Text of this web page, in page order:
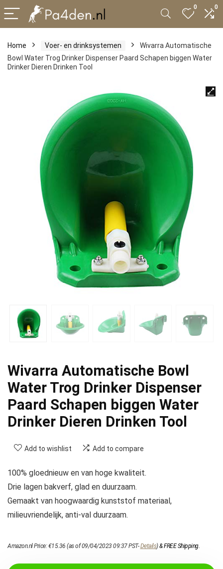
0 0
Home Voer- en drinksystemen
Wivarra Automatische
Bowl Water Trog Drinker Dispenser Paard Schapen biggen Water
Drinker Dieren Drinken Tool
Wivarra Automatische Bowl
Water Trog Drinker Dispenser
Paard Schapen biggen Water
Drinker Dieren Drinken Tool
Add to wishlist Add to compare
100% gloednieuw en van hoge kwaliteit.
Drie lagen bakverf, glad en duurzaam.
Gemaakt van hoogwaardig kunststof materiaal,
milieuvriendelijk, anti-val duurzaam.
Amazon.nl Price:€15.36 (as of 09/04/2023 09:37 PST-Details)&FREE Shipping.